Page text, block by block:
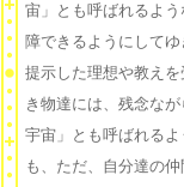
宙」とも呼ばれるよ
障できるようにして
提示した理想や教え
き物達には、残念な
宇宙」とも呼ばれる
も、ただ、自分達の